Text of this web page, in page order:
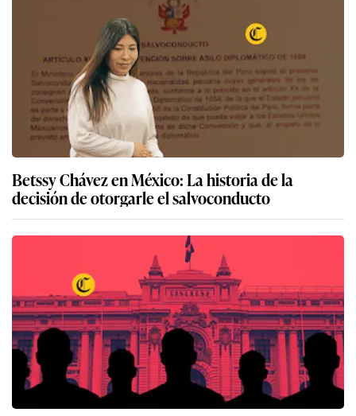
Betssy Chávez en México: La historia de la
decisión de otorgarle el salvoconducto